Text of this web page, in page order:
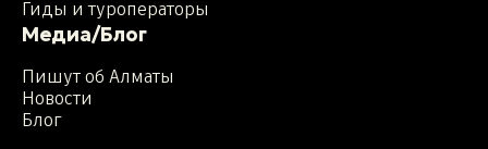
Гиды и туроператоры
Медиа/Блог
Пишут об Алматы
Новости
Блог